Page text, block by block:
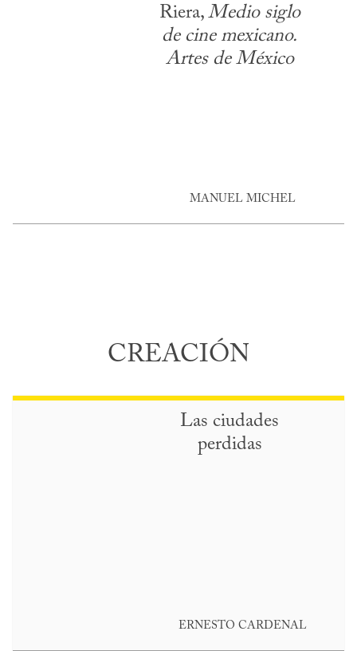
Riera, Medio siglo
de cine mexicano.
Artes de México
MANUEL MICHEL
CREACIÓN
Las ciudades
perdidas
ERNESTO CARDENAL